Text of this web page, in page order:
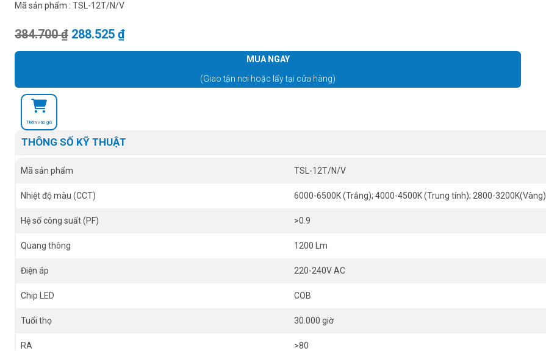
Mã sản phẩm : TSL-12T/N/V
384.700₫ Giá gốc là: 384.700 ₫.
288.525 ₫Giá hiện tại là: 288.525 ₫.
MUA NGAY
(Giao tận nơi hoặc lấy tại cửa hàng)
Thêm vào giỏ
THÔNG SỐ KỸ THUẬT
Mã sản phẩm TSL-12T/N/V
Nhiệt độ màu (CCT) 6000-6500K (Trắng); 4000-4500K (Trung tính); 2800-3200K(Vàng)
Hệ số công suất (PF) >0.9
Quang thông 1200 Lm
Điện áp 220-240V AC
Chip LED COB
Tuổi thọ 30.000 giờ
RA >80